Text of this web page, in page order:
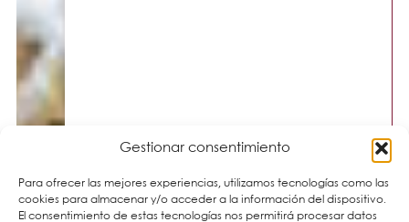
Gestionar consentimiento
Para ofrecer las mejores experiencias, utilizamos tecnologías como las
cookies para almacenar y/o acceder a la información del dispositivo.
El consentimiento de estas tecnologías nos permitirá procesar datos